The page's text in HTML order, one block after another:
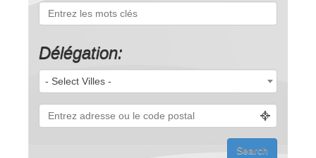
Délégation:
- Select Villes -